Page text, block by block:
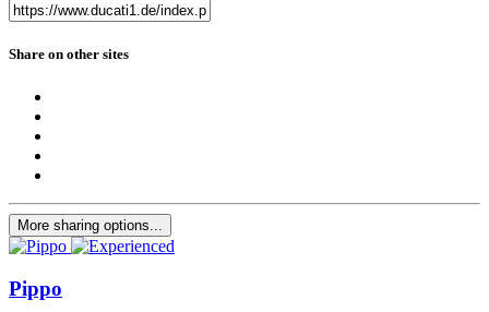
Share on other sites
More sharing options...
Pippo